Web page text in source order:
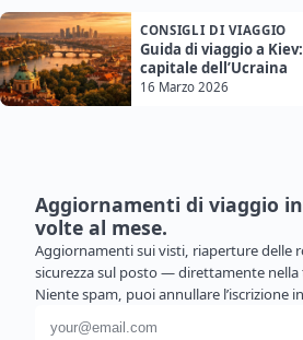
CONSIGLI DI VIAGGIO
Guida di viaggio a
capitale dell’Ucraina
16 Marzo 2026
Aggiornamenti di viaggio
volte al mese.
Aggiornamenti sui visti, riaperture delle
sicurezza sul posto — direttamente nella
Niente spam, puoi annullare l’iscrizione
Indirizzo email